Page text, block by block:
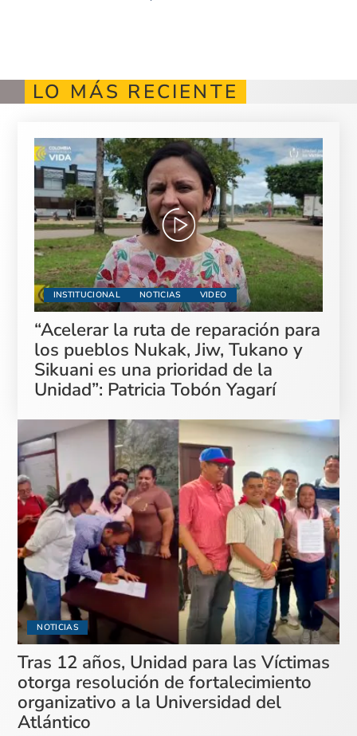
LO MÁS RECIENTE
INSTITUCIONAL NOTICIAS VIDEO
“Acelerar la ruta de reparación para
los pueblos Nukak, Jiw, Tukano y
Sikuani es una prioridad de la
Unidad”: Patricia Tobón Yagarí
NOTICIAS
Tras 12 años, Unidad para las Víctimas
otorga resolución de fortalecimiento
organizativo a la Universidad del
Atlántico